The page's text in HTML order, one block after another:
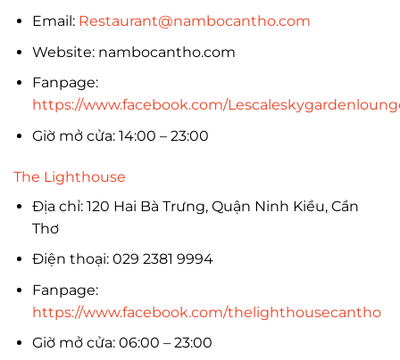
Email: Restaurant@nambocantho.com
Website: nambocantho.com
Fanpage:
https://www.facebook.com/
Giờ mở cửa: 14:00 – 23:00
The Lighthouse
Địa chỉ: 120 Hai Bà Trưng, Quận Ninh Kiều, Cần
Thơ
Điện thoại: 029 2381 9994
Fanpage:
https://www.facebook.com/thelighthousecantho
Giờ mở cửa: 06:00 – 23:00